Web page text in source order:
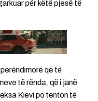
për këtë pjesë të
që të
të rënda, që i janë
Kievi po tenton të